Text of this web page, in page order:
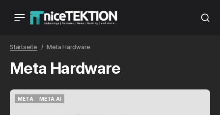
Startseite Meta Hardware
Meta Hardware
META
META AI